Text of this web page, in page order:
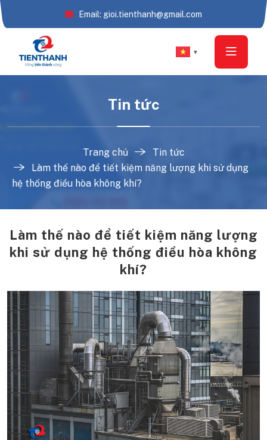
Email: gioi.tienthanh@gmail.com
▼
Tin tức
Trang chủ
Tin tức
Làm thế nào để tiết kiệm năng lượng khi sử dụng
hệ thống điều hòa không khí?
Làm thế nào để tiết kiệm năng lượng
khi sử dụng hệ thống điều hòa không
khí?